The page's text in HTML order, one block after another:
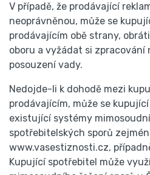
V případě, že prodávající
neoprávněnou, může se
prodávajícím obě strany,
oboru a vyžádat si zpracování
posouzení vady.
Nedojde-li k dohodě mezi
prodávajícím, může se
existující systémy
spotřebitelských sporů
www.vasestiznosti.cz,
Kupující spotřebitel může